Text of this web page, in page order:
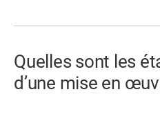
Quelles sont les
d’une mise en